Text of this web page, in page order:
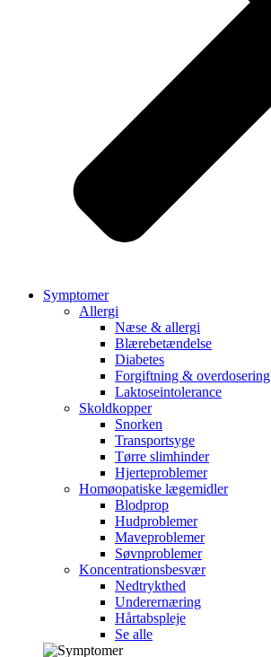
Symptomer
Allergi
Næse & allergi
Blærebetændelse
Diabetes
Forgiftning & overdosering
Laktoseintolerance
Skoldkopper
Snorken
Transportsyge
Tørre slimhinder
Hjerteproblemer
Homøopatiske lægemidler
Blodprop
Hudproblemer
Maveproblemer
Søvnproblemer
Koncentrationsbesvær
Nedtrykthed
Underernæring
Hårtabspleje
Se alle